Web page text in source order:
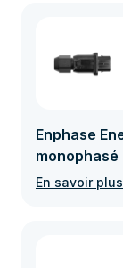
Enphase
monophasé
En savoir plus